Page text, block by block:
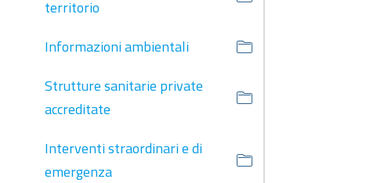
territorio
Informazioni ambientali
Strutture sanitarie private
accreditate
Interventi straordinari e di
emergenza